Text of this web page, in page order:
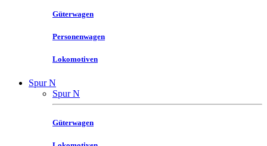
Güterwagen
Personenwagen
Lokomotiven
Spur N
Spur N
Güterwagen